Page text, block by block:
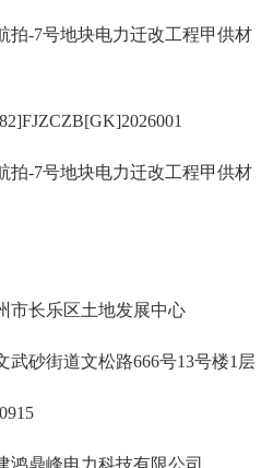
拍-7号地块电力迁改工程甲供材
拍-7号地块电力迁改工程甲供材
长乐区土地发展中心
砂街道文松路666号13号楼1层
鼎峰电力科技有限公司